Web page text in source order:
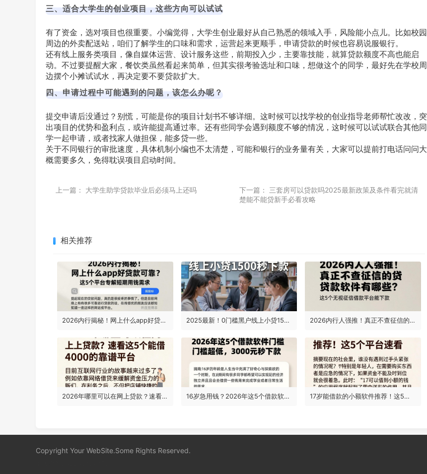
三、适合大学生的创业项目，这些方向可以试试
有了资金，选对项目也很重要。小编觉得，大学生创业最好从自己熟悉的领域入手，风险能小点儿。比如校园
周边的外卖配送站，咱们了解学生的口味和需求，运营起来更顺手，申请贷款的时候也容易说服银行。
还有线上服务类项目，像自媒体运营、设计服务这些，前期投入少，主要靠技能，就算贷款额度不高也能启
动。不过要提醒大家，餐饮类虽然看起来简单，但其实很考验选址和口味，想做这个的同学，最好先在学校周
边摆个小摊试试水，再决定要不要贷款扩大。
四、申请过程中可能遇到的问题，该怎么办呢？
提交申请后没通过？别慌，可能是你的项目计划书不够详细。这时候可以找学校的创业指导老师帮忙改改，突
出项目的优势和盈利点，或许能提高通过率。还有些同学会遇到额度不够的情况，这时候可以试试联合其他同
学一起申请，或者找家人做担保，能多贷一些。
关于不同银行的审批速度，具体机制小编也不太清楚，可能和银行的业务量有关，大家可以提前打电话问问大
概需要多久，免得耽误项目启动时间。
上一篇： 大学生助学贷款毕业后必须马上还吗 下一篇：
三套房可以贷款吗2025最新政策及条件看完就清
楚能不能贷新手必看攻略
相关推荐
2026内行揭秘！网上什么app好贷款可靠？这5个平台专解短期用钱需求 2025最新！0门槛黑户线上小贷1500秒下款，这5个无查询借款App周转超稳！ 2026内行人强推！真正不查征信的贷款软件有哪些？这5个无视征信借款平台能下款
2026年哪里可以在网上贷款？速看这5个能借4000的靠谱平台 16岁急用钱？2026年这5个借款软件门槛超低，3000元秒下款 17岁能借款的小额软件推荐！这5个平台速看
Copyright Your WebSite.Some Rights Reserved.